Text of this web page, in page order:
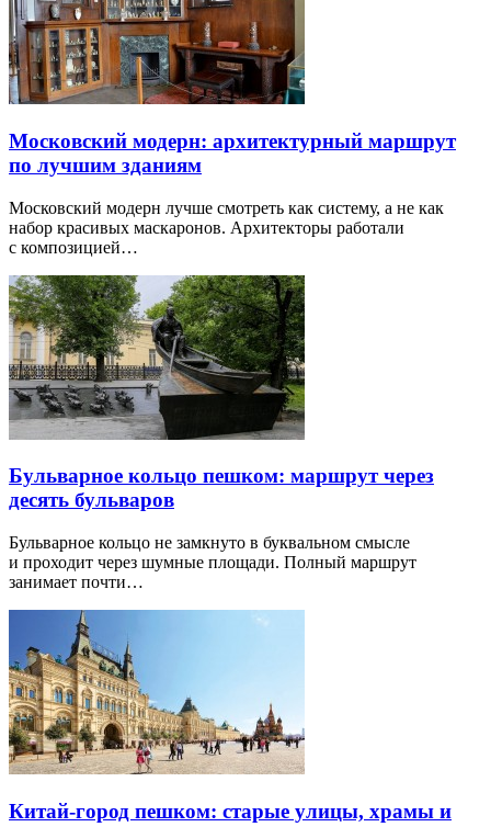
Московский модерн: архитектурный маршрут
по лучшим зданиям
Московский модерн лучше смотреть как систему, а не как
набор красивых маскаронов. Архитекторы работали
с композицией…
Бульварное кольцо пешком: маршрут через
десять бульваров
Бульварное кольцо не замкнуто в буквальном смысле
и проходит через шумные площади. Полный маршрут
занимает почти…
Китай-город пешком: старые улицы, храмы и